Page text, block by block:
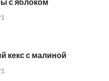
кекс с малиной